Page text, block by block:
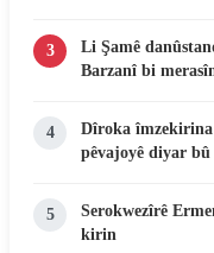
3
Li Şamê
Barzanî bi
4
Dîroka
pêvajoyê diyar bû
5
Serokwezîrê
kirin